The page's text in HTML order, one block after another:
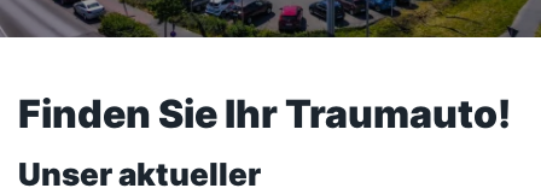
Finden Sie Ihr Traumauto!
Unser aktueller